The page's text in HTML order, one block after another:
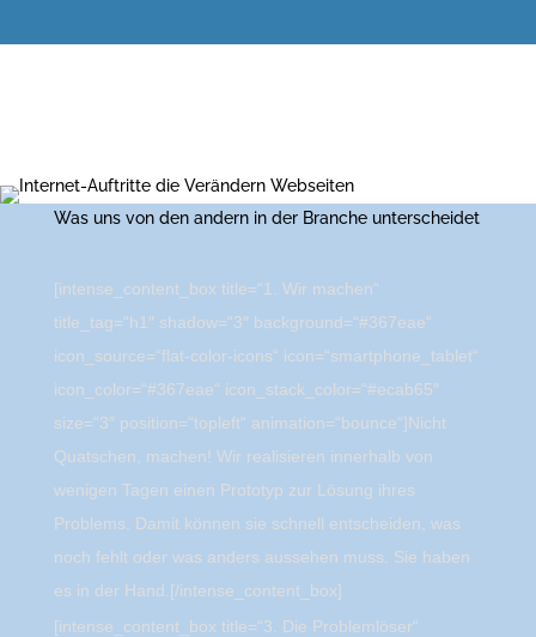
Was uns von den andern in der Branche unterscheidet
[intense_content_box title=“1. Wir machen“
title_tag=“h1″ shadow=“3″ background=“#367eae“
icon_source=“flat-color-icons“ icon=“smartphone_tablet“
icon_color=“#367eae“ icon_stack_color=“#ecab65″
size=“3″ position=“topleft“ animation=“bounce“]Nicht
Quatschen, machen! Wir realisieren innerhalb von
wenigen Tagen einen Prototyp zur Lösung ihres
Problems. Damit können sie schnell entscheiden, was
noch fehlt oder was anders aussehen muss. Sie haben
es in der Hand.[/intense_content_box]
[intense_content_box title=“3. Die Problemlöser“